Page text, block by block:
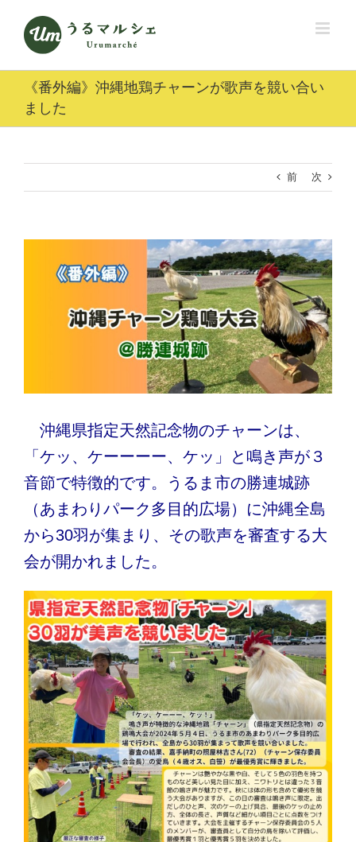
content
《番外編》沖縄地鶏チャーンが歌声を競い合い
ました
前 次
沖縄県指定天然記念物のチャーンは、
「ケッ、ケーーーー、ケッ」と鳴き声が３
音節で特徴的です。うるま市の勝連城跡
（あまわりパーク多目的広場）に沖縄全島
から30羽が集まり、その歌声を審査する大
会が開かれました。